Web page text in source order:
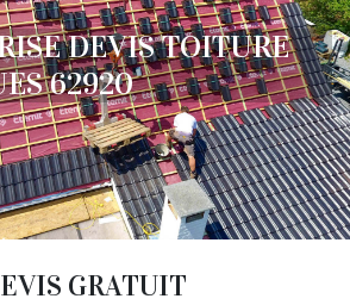
DEVIS TOITURE
62920
GRATUIT